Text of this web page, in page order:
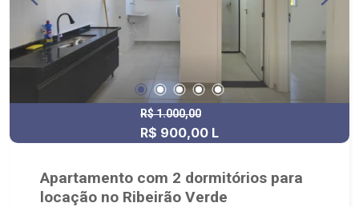
Fiusa;
R$ 1.000,00
R$ 900,00 L
Apartamento com 2 dormitórios para
locação no Ribeirão Verde